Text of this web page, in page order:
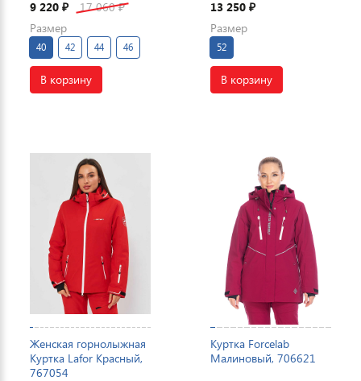
9 220 ₽ 17 060₽
Размер
40 42 44 46
В корзину
13 250 ₽
Размер
52
В корзину
Женская горнолыжная
Куртка Lafor Красный,
767054
Куртка Forcelab
Малиновый, 706621